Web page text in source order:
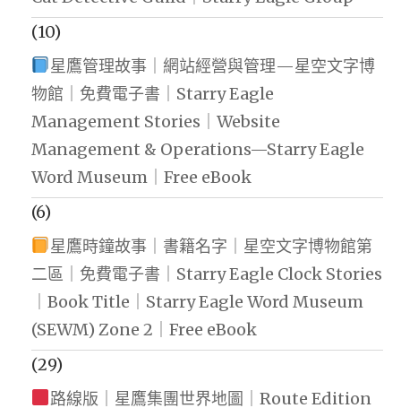
(10)
星鷹管理故事｜網站經營與管理—星空文字博
物館｜免費電子書｜Starry Eagle
Management Stories｜Website
Management & Operations—Starry Eagle
Word Museum｜Free eBook
(6)
星鷹時鐘故事｜書籍名字｜星空文字博物館第
二區｜免費電子書｜Starry Eagle Clock Stories
｜Book Title｜Starry Eagle Word Museum
(SEWM) Zone 2｜Free eBook
(29)
路線版｜星鷹集團世界地圖｜Route Edition